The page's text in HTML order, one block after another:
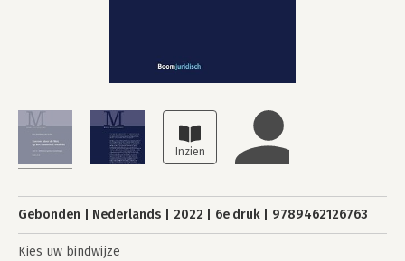
Gebonden Nederlands 2022 6e druk 9789462126763
Kies uw bindwijze